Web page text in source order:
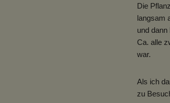
Die
langsam
und
Ca. alle
war.
Als ich
zu